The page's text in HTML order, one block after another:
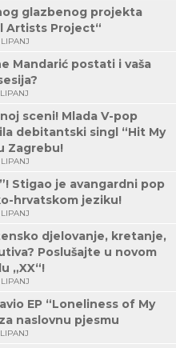
glazbenog projekta
Artists Project“
LIPANJ
Mandarić postati i vaša
LIPANJ
sceni! Mlada V-pop
debitantski singl “Hit My
Zagrebu!
LIPANJ
Stigao je avangardni pop
hrvatskom jeziku!
LIPANJ
djelovanje, kretanje,
Poslušajte u novom
„XX“!
LIPANJ
EP “Loneliness of My
naslovnu pjesmu
LIPANJ